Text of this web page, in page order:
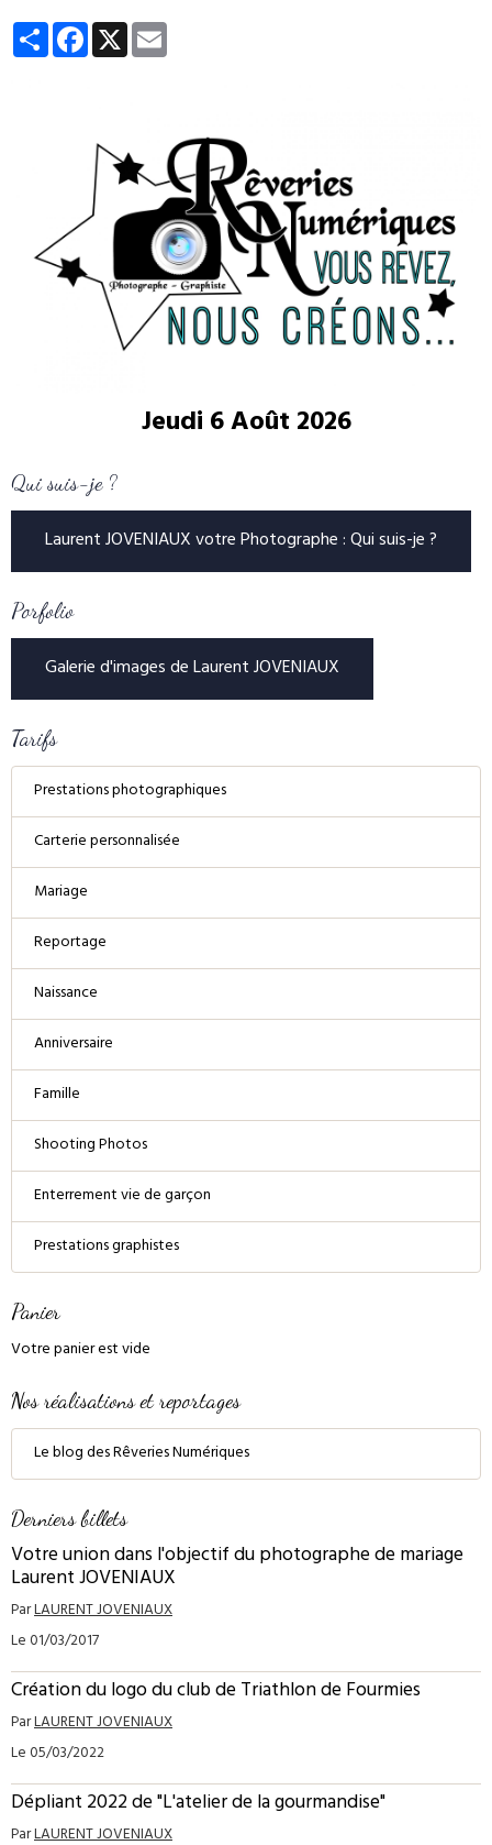
PartagerFacebook
X
Jeudi 6 Août 2026
Qui suis-je ?
Laurent JOVENIAUX votre Photographe : Qui suis-je ?
Porfolio
Galerie d'images de Laurent JOVENIAUX
Tarifs
Prestations photographiques
Carterie personnalisée
Mariage
Reportage
Naissance
Anniversaire
Famille
Shooting Photos
Enterrement vie de garçon
Prestations graphistes
Panier
Votre panier est vide
Nos réalisations et reportages
Le blog des Rêveries Numériques
Derniers billets
Votre union dans l'objectif du photographe de mariage
Laurent JOVENIAUX
ParLAURENT JOVENIAUX
Le 01/03/2017
Création du logo du club de Triathlon de Fourmies
ParLAURENT JOVENIAUX
Le 05/03/2022
Dépliant 2022 de "L'atelier de la gourmandise"
ParLAURENT JOVENIAUX